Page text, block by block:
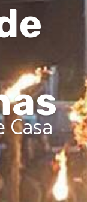
Casa